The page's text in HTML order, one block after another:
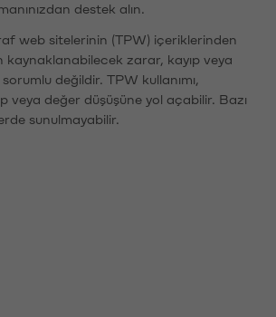
destek alın.
web sitelerinin (TPW) içeriklerinden
kaynaklanabilecek zarar, kayıp veya
değildir. TPW kullanımı,
veya değer düşüşüne yol açabilir. Bazı
sunulmayabilir.